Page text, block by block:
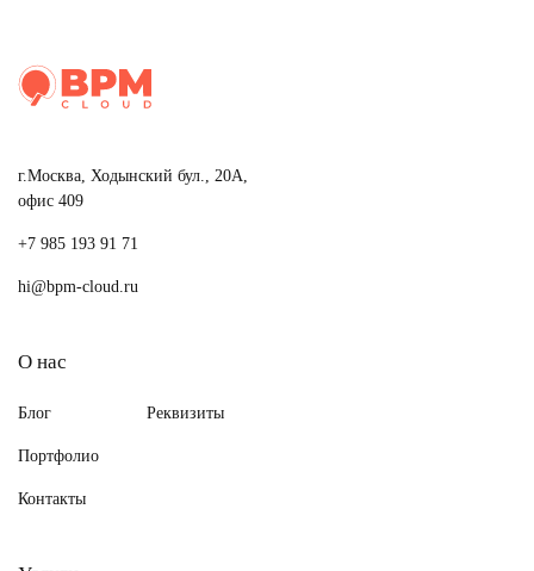
г.Москва, Ходынский бул., 20А,
офис 409
+7 985 193 91 71
hi@bpm-cloud.ru
О нас
Блог
Портфолио
Контакты
Реквизиты